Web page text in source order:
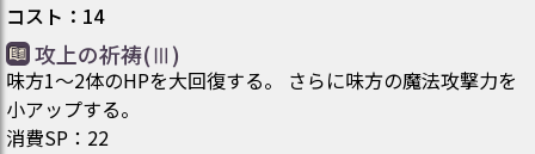
コスト ： 14
攻上の祈祷(Ⅲ)
味方1～2体のHPを大回復する。 さらに味方の魔法攻撃力を
小アップする。
消費SP ： 22